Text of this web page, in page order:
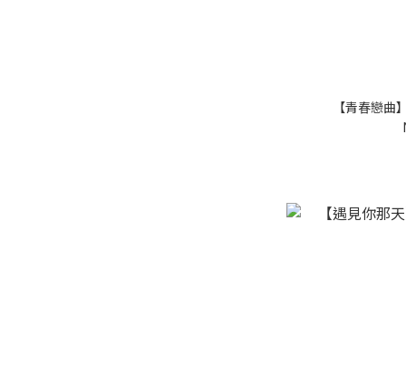
【青春戀曲